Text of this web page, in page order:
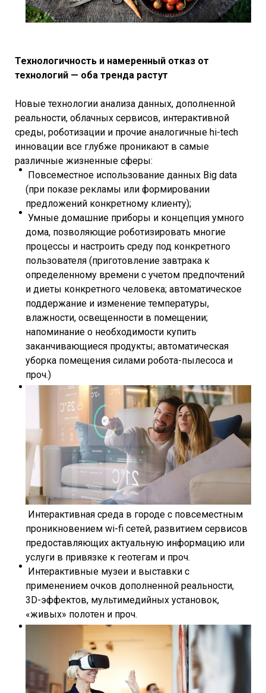
Технологичность и намеренный отказ от
технологий — оба тренда растут
Новые технологии анализа данных, дополненной
реальности, облачных сервисов, интерактивной
среды, роботизации и прочие аналогичные hi-tech
инновации все глубже проникают в самые
различные жизненные сферы:
Повсеместное использование данных Big data
(при показе рекламы или формировании
предложений конкретному клиенту);
Умные домашние приборы и концепция умного
дома, позволяющие роботизировать многие
процессы и настроить среду под конкретного
пользователя (приготовление завтрака к
определенному времени с учетом предпочтений
и диеты конкретного человека; автоматическое
поддержание и изменение температуры,
влажности, освещенности в помещении;
напоминание о необходимости купить
заканчивающиеся продукты; автоматическая
уборка помещения силами робота-пылесоса и
проч.)
Интерактивная среда в городе с повсеместным
проникновением wi-fi сетей, развитием сервисов
предоставляющих актуальную информацию или
услуги в привязке к геотегам и проч.
Интерактивные музеи и выставки с
применением очков дополненной реальности,
3D-эффектов, мультимедийных установок,
«живых» полотен и проч.